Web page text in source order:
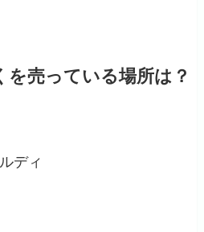
を売っている場所は？
ディ